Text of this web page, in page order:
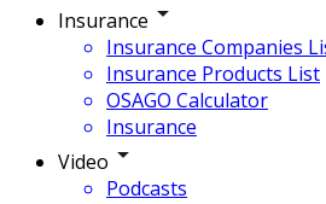
Insurance
Insurance Companies
Insurance Products List
OSAGO Calculator
Insurance
Video
Podcasts